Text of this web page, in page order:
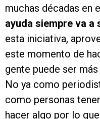
muchas décadas en
ayuda siempre va a
esta iniciativa,
este momento de
gente puede ser
No ya como
como personas
hacer algo por lo